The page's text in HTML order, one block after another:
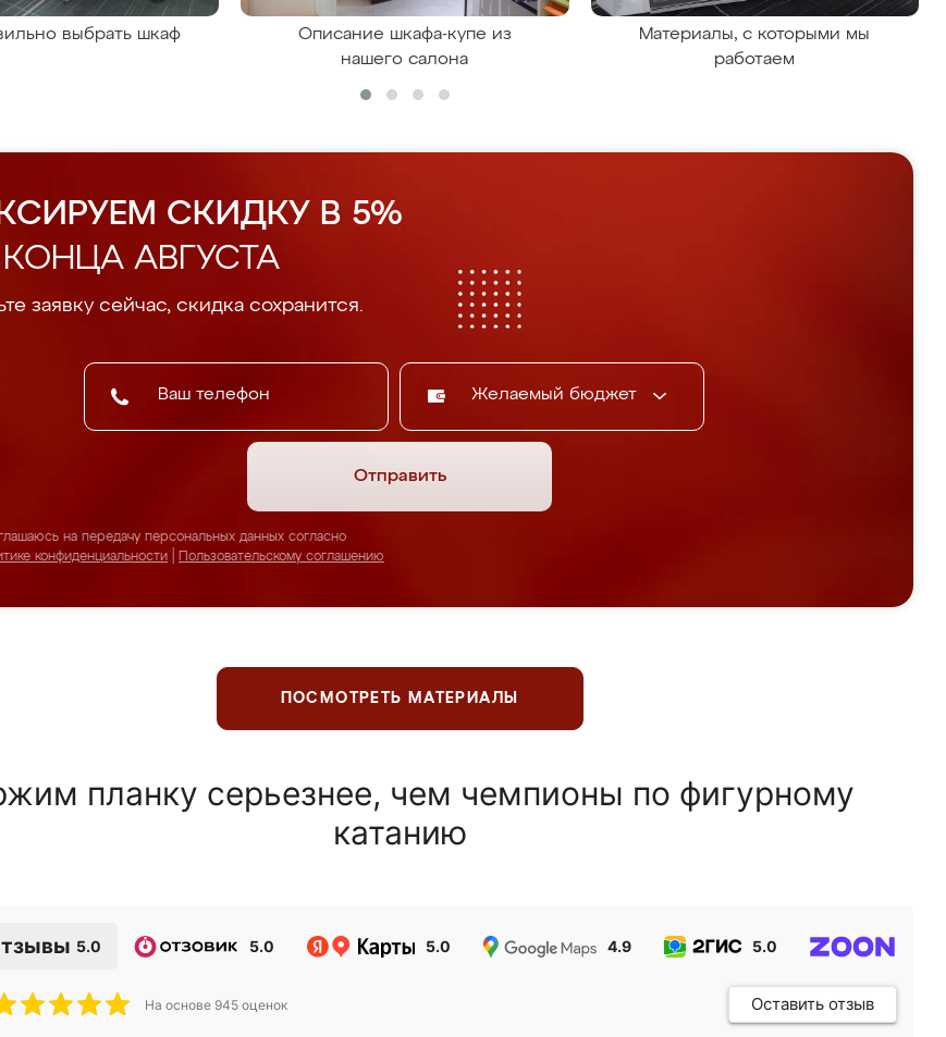
выбрать шкаф
Описание шкафа-купе из
нашего салона
Материалы, с которыми мы
работаем
СКИДКУ В 5%
АВГУСТА
заявку сейчас, скидка сохранится.
Желаемый бюджет
Отправить
на передачу персональных данных согласно
конфиденциальности
Пользовательскому соглашению
ПОСМОТРЕТЬ МАТЕРИАЛЫ
планку серьезнее, чем чемпионы по фигурному
катанию
5.0 5.0 5.0 4.9 5.0
На основе 945 оценок Оставить отзыв